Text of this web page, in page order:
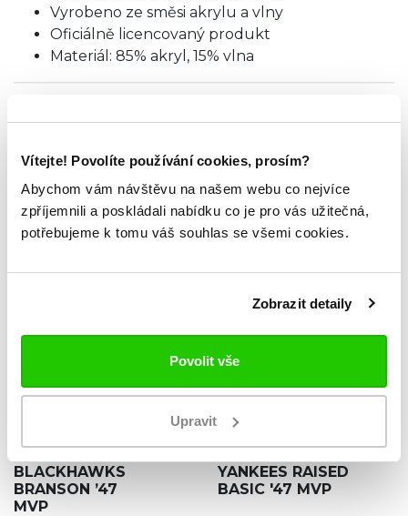
Vítejte! Povolíte používání cookies, prosím?
Abychom vám návštěvu na našem webu co nejvíce
zpříjemnili a poskládali nabídku co je pro vás užitečná,
potřebujeme k tomu váš souhlas se všemi cookies.
Zobrazit detaily
Povolit vše
Upravit
Vyrobeno ze směsi akrylu a vlny
Oficiálně licencovaný produkt
Materiál: 85% akryl, 15% vlna
ZKOUKNI TAKÉ TYTO.
BLACKHAWKS
BRANSON ’47
MVP
NOVINKA
YANKEES RAISED
BASIC '47 MVP